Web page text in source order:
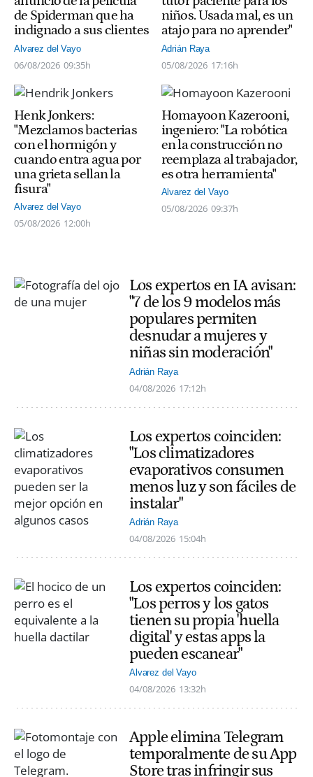
de Spiderman que ha
indignado a sus clientes
Alvarez del Vayo
06/08/2026 09:35h
niños. Usada mal, es un
atajo para no aprender"
Adrián Raya
05/08/2026 17:16h
Henk Jonkers:
"Mezclamos bacterias
con el hormigón y
cuando entra agua por
una grieta sellan la
fisura"
Alvarez del Vayo
05/08/2026 12:00h
Homayoon Kazerooni,
ingeniero: "La robótica
en la construcción no
reemplaza al trabajador,
es otra herramienta"
Alvarez del Vayo
05/08/2026 09:37h
Los expertos en IA avisan:
"7 de los 9 modelos más
populares permiten
desnudar a mujeres y
niñas sin moderación"
Adrián Raya
04/08/2026 17:12h
Los expertos coinciden:
"Los climatizadores
evaporativos consumen
menos luz y son fáciles de
instalar"
Adrián Raya
04/08/2026 15:04h
Los expertos coinciden:
"Los perros y los gatos
tienen su propia 'huella
digital' y estas apps la
pueden escanear"
Alvarez del Vayo
04/08/2026 13:32h
Apple elimina Telegram
temporalmente de su App
Store tras infringir sus